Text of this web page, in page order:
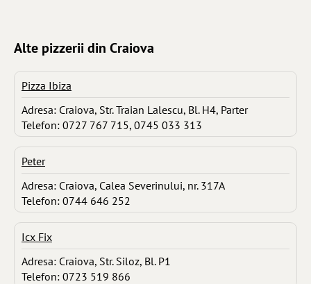
Alte pizzerii din Craiova
Pizza Ibiza
Adresa: Craiova, Str. Traian Lalescu, Bl. H4, Parter
Telefon: 0727 767 715, 0745 033 313
Peter
Adresa: Craiova, Calea Severinului, nr. 317A
Telefon: 0744 646 252
Icx Fix
Adresa: Craiova, Str. Siloz, Bl. P1
Telefon: 0723 519 866